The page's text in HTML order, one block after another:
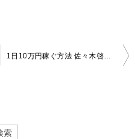
1日10万円稼ぐ方法 佐々木啓太 これで稼ぐというのは無理でしょうが
索